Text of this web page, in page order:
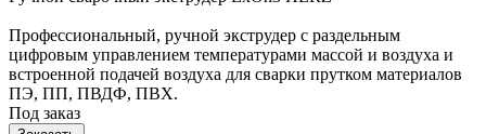
Профессиональный, ручной экструдер с раздельным
цифровым управлением температурами массой и воздуха и
встроенной подачей воздуха для сварки прутком материалов
ПЭ, ПП, ПВДФ, ПВХ.
Под заказ